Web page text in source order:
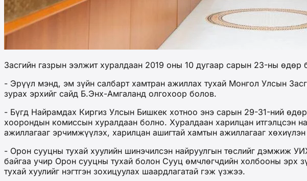
Засгийн газрын ээлжит хуралдаан 2019 оны 10 дугаар сарын 23-ны
- Эрүүл мэнд, эм зүйн салбарт хамтран ажиллах тухай Монгол Улсын
зурах эрхийг сайд Б.Энх-Амгаланд олгохоор болов.
- Бүгд Найрамдах Киргиз Улсын Бишкек хотноо энэ сарын 29-31-ний
хоорондын комиссын хуралдаан болно. Хуралдаан харилцан итгэлцсэн
ажиллагааг эрчимжүүлэх, харилцан ашигтай хамтын ажиллагааг
- Орон сууцны тухай хуулийн шинэчилсэн найруулгын төслийг дэмжиж
байгаа учир Орон сууцны тухай болон Сууц өмчлөгчдийн холбооны эрх
тухай хуулийг нэгтгэн зохицуулах шаардлагатай гэж үзжээ.